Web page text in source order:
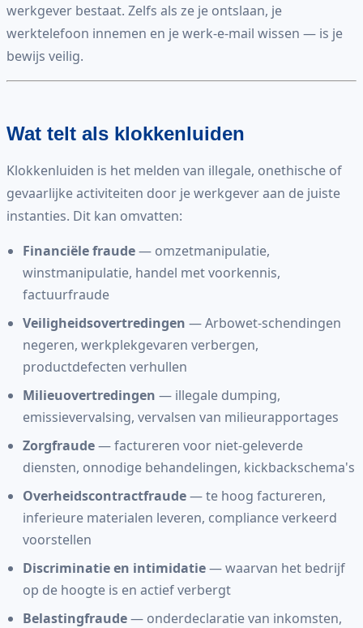
werkgever bestaat. Zelfs als ze je ontslaan, je
werktelefoon innemen en je werk-e-mail wissen — is je
bewijs veilig.
Wat telt als klokkenluiden
Klokkenluiden is het melden van illegale, onethische of
gevaarlijke activiteiten door je werkgever aan de juiste
instanties. Dit kan omvatten:
Financiële fraude— omzetmanipulatie,
winstmanipulatie, handel met voorkennis,
factuurfraude
Veiligheidsovertredingen — Arbowet-schendingen
negeren, werkplekgevaren verbergen,
productdefecten verhullen
Milieuovertredingen — illegale dumping,
emissievervalsing, vervalsen van milieurapportages
Zorgfraude— factureren voor niet-geleverde
diensten, onnodige behandelingen, kickbackschema's
Overheidscontractfraude— te hoog factureren,
inferieure materialen leveren, compliance verkeerd
voorstellen
Discriminatie en intimidatie— waarvan het bedrijf
op de hoogte is en actief verbergt
Belastingfraude— onderdeclaratie van inkomsten,